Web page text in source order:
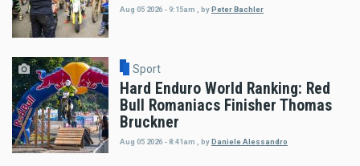
Aug 05 2026 - 9:15am , byPeter Bachler
Sport
Hard Enduro World Ranking: Red
Bull Romaniacs Finisher Thomas
Bruckner
Aug 05 2026 - 8:41am byDaniele Alessandro